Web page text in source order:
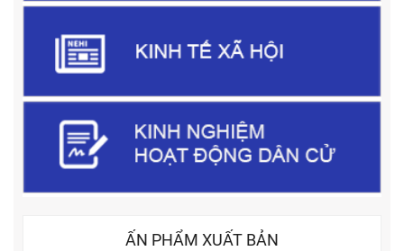
ẤN PHẨM XUẤT BẢN